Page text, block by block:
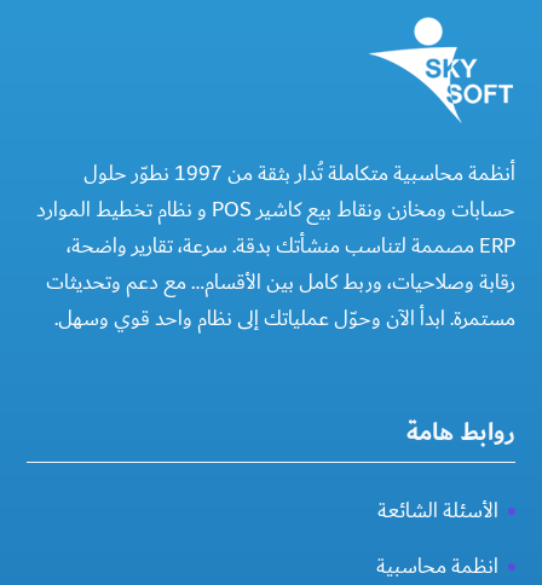
أنظمة محاسبية متكاملة تُدار بثقة من 1997 نطوّر حلول
حسابات ومخازن ونقاط بيع كاشير POS و نظام تخطيط الموارد
ERP مصممة لتناسب منشأتك بدقة. سرعة، تقارير واضحة،
رقابة وصلاحيات، وربط كامل بين الأقسام… مع دعم وتحديثات
مستمرة. ابدأ الآن وحوّل عملياتك إلى نظام واحد قوي وسهل.
روابط هامة
الأسئلة الشائعة
انظمة محاسبية